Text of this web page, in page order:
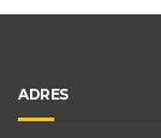
ADRES